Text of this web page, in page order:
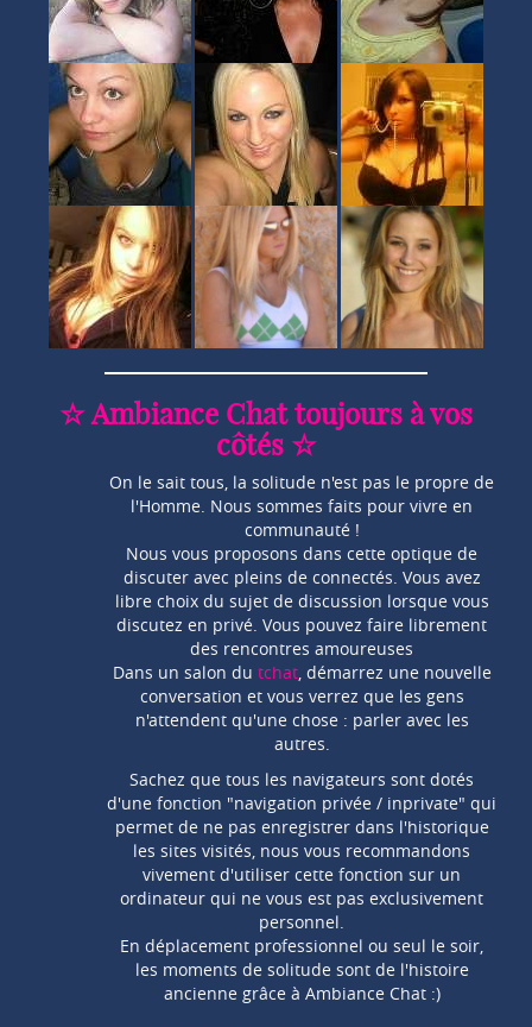
☆ Ambiance Chat toujours à vos
côtés ☆
On le sait tous, la solitude n'est pas le propre de
l'Homme. Nous sommes faits pour vivre en
communauté !
Nous vous proposons dans cette optique de
discuter avec pleins de connectés. Vous avez
libre choix du sujet de discussion lorsque vous
discutez en privé. Vous pouvez faire librement
des rencontres amoureuses
Dans un salon du tchat, démarrez une nouvelle
conversation et vous verrez que les gens
n'attendent qu'une chose : parler avec les
autres.
Sachez que tous les navigateurs sont dotés
d'une fonction "navigation privée / inprivate" qui
permet de ne pas enregistrer dans l'historique
les sites visités, nous vous recommandons
vivement d'utiliser cette fonction sur un
ordinateur qui ne vous est pas exclusivement
personnel.
En déplacement professionnel ou seul le soir,
les moments de solitude sont de l'histoire
ancienne grâce à Ambiance Chat :)